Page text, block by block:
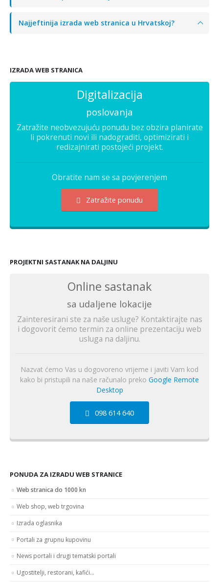
Najjeftinija izrada web stranica u Hrvatskoj?
IZRADA WEB STRANICA
Digitalizacija
poslovanja
Zatražite neobvezujuću ponudu bez obzira planirate
li pokrenuti novi ili nadograditi, optimizirati i
redizajnirati postojeći projekt.
Obratite nam se sa povjerenjem
Zatražite ponudu
PROJEKTNI SASTANAK NA DALJINU
Online sastanak
sa udaljene lokacije
Zainteresirani ste za naše usluge? Kontaktirajte nas
i dogovorit ćemo termin za online prezentaciju web
usluga na daljinu.
Nazvat ćemo Vas u dogovoreno vrijeme i javiti Vam kod
kako bi pristupili na naše računalo preko Google Remote
Desktop
098 614 640
PONUDA ZA IZRADU WEB STRANICE
Web stranica do 1000 kn
Web shop, web trgovina
Izrada oglasnika
Portali za grupnu kupovinu
News portali i drugi tematski portali
Ugostitelji, restorani, kafići…